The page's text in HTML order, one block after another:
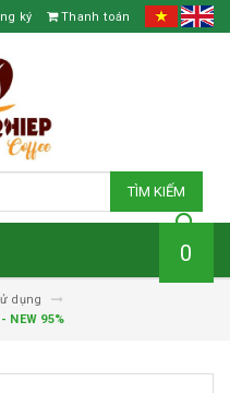
ký Thanh toán
TÌM KIẾM
0
dụng
NEW 95%